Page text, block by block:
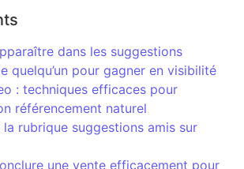
dans les suggestions
quelqu’un pour gagner en visibilité
: techniques efficaces pour
référencement naturel
la rubrique suggestions amis sur
une vente efficacement pour